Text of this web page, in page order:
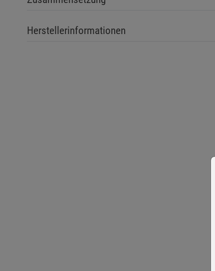
Herstellerinformationen